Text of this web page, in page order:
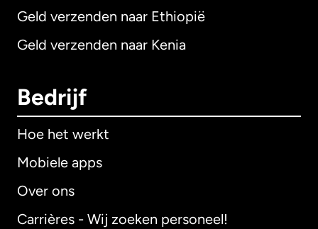
Geld verzenden naar Ethiopië
Geld verzenden naar Kenia
Bedrijf
Hoe het werkt
Mobiele apps
Over ons
Carrières - Wij zoeken personeel!